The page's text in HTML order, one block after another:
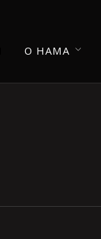
О НАМА